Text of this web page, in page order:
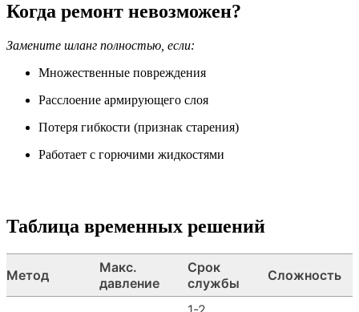
Когда ремонт невозможен?
Замените шланг полностью, если:
Множественные повреждения
Расслоение армирующего слоя
Потеря гибкости (признак старения)
Работает с горючими жидкостями
Таблица временных решений
Метод
Макс.
давление
Срок
службы
Сложность